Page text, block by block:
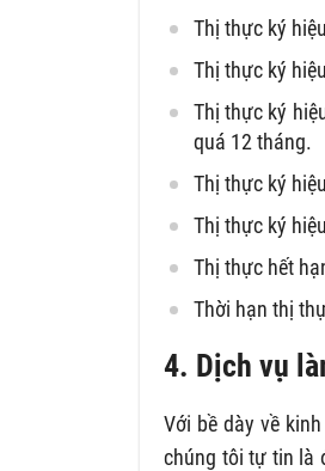
Thị thực ký
Thị thực ký
Thị thực ký
quá 12 tháng.
Thị thực ký
Thị thực ký
Thị thực hết
Thời hạn thị
4. Dịch vụ
Với bề dày về
chúng tôi tự tin là